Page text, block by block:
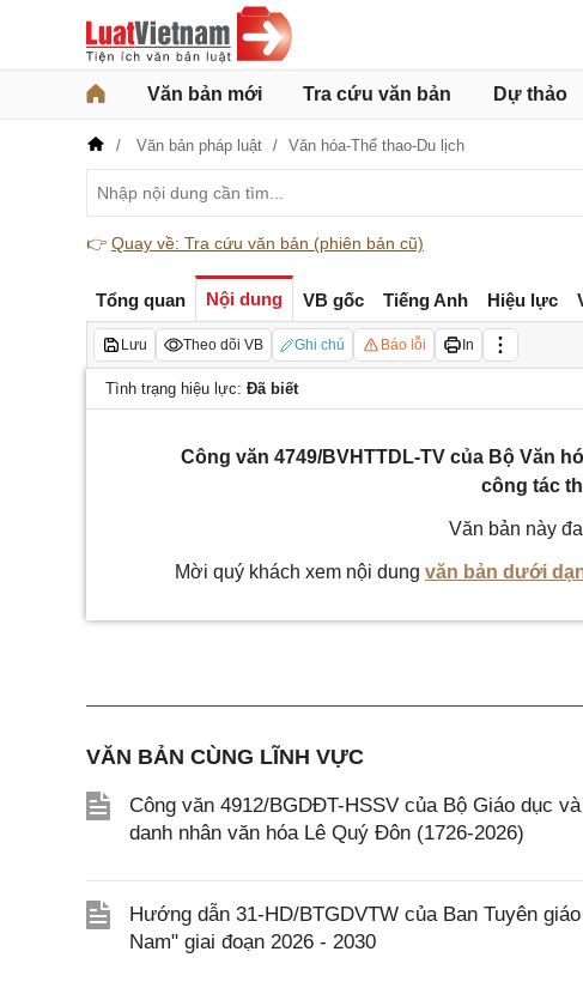
Văn bản mới Tra cứu văn bản Dự thảo
Văn bản pháp luật Văn hóa-Thể thao-Du lịch
👉 Quay về: Tra cứu văn bản (phiên bản cũ)
Tổng quan Nội dung VB gốc Tiếng Anh Hiệu lực
Lưu Theo dõi VB Ghi chú Báo lỗi In
Tình trạng hiệu lực: Đã biết
Công văn 4749/BVHTTDL-TV của Bộ Văn
công tác
Văn bản này
Mời quý khách xem nội dung văn bản dưới
VĂN BẢN CÙNG LĨNH VỰC
Công văn 4912/BGDĐT-HSSV của Bộ Giáo dục
danh nhân văn hóa Lê Quý Đôn (1726-2026)
Hướng dẫn 31-HD/BTGDVTW của Ban Tuyên
Nam" giai đoạn 2026 - 2030